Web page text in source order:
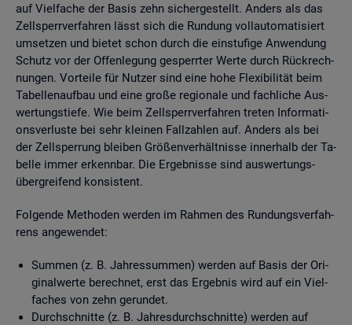
auf Viel­fa­che der Basis zehn si­cher­ge­stellt. An­ders als das
Zell­sperr­ver­fah­ren lässt sich die Run­dung voll­au­to­ma­ti­siert
um­set­zen und bie­tet schon durch die ein­stu­fi­ge An­wen­dung
Schutz vor der Of­fen­le­gung ge­sperr­ter Werte durch Rück­rech­
nun­gen. Vor­tei­le für Nut­zer sind eine hohe Fle­xi­bi­li­tät beim
Ta­bel­len­auf­bau und eine große re­gio­na­le und fach­li­che Aus­
wer­tungs­tie­fe. Wie beim Zell­sperr­ver­fah­ren tre­ten In­for­ma­ti­
ons­ver­lus­te bei sehr klei­nen Fall­zah­len auf. An­ders als bei
der Zell­sper­rung blei­ben Grö­ßen­ver­hält­nis­se in­ner­halb der Ta­
bel­le immer er­kenn­bar. Die Er­geb­nis­se sind aus­wer­tungs­
über­grei­fend kon­sis­tent.
Fol­gen­de Me­tho­den wer­den im Rah­men des Run­dungs­ver­fah­
rens an­ge­wen­det:
Sum­men (z. B. Jah­res­sum­men) wer­den auf Basis der Ori­
gi­nal­wer­te be­rech­net, erst das Er­geb­nis wird auf ein Viel­
fa­ches von zehn ge­run­det.
Durch­schnit­te (z. B. Jah­res­durch­schnit­te) wer­den auf